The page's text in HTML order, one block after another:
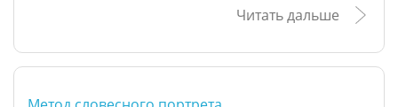
Читать дальше